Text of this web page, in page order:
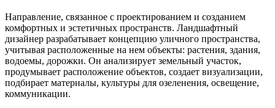
Направление, связанное с проектированием и созданием
комфортных и эстетичных пространств. Ландшафтный
дизайнер разрабатывает концепцию уличного пространства,
учитывая расположенные на нем объекты: растения, здания,
водоемы, дорожки. Он анализирует земельный участок,
продумывает расположение объектов, создает визуализации,
подбирает материалы, культуры для озеленения, освещение,
коммуникации.